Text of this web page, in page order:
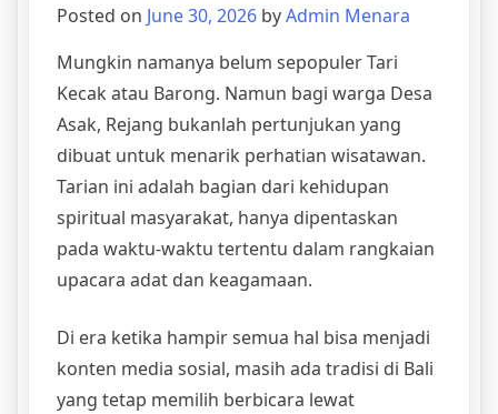
Posted on June 30, 2026 byAdmin Menara
Mungkin namanya belum sepopuler Tari
Kecak atau Barong. Namun bagi warga Desa
Asak, Rejang bukanlah pertunjukan yang
dibuat untuk menarik perhatian wisatawan.
Tarian ini adalah bagian dari kehidupan
spiritual masyarakat, hanya dipentaskan
pada waktu-waktu tertentu dalam rangkaian
upacara adat dan keagamaan.
Di era ketika hampir semua hal bisa menjadi
konten media sosial, masih ada tradisi di Bali
yang tetap memilih berbicara lewat